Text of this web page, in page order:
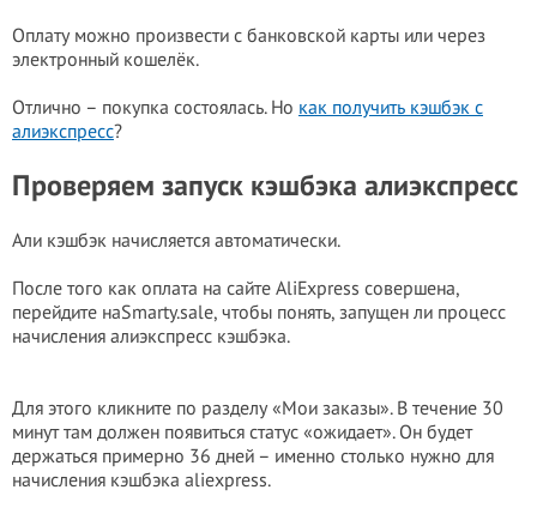
Оплату можно произвести с банковской карты или через
электронный кошелёк.
Отлично – покупка состоялась. Но как получить кэшбэк с
алиэкспресс?
Проверяем запуск кэшбэка алиэкспресс
Али кэшбэк начисляется автоматически.
После того как оплата на сайте AliExpress совершена,
перейдите наSmarty.sale, чтобы понять, запущен ли процесс
начисления алиэкспресс кэшбэка.
Для этого кликните по разделу «Мои заказы». В течение 30
минут там должен появиться статус «ожидает». Он будет
держаться примерно 36 дней – именно столько нужно для
начисления кэшбэка aliexpress.